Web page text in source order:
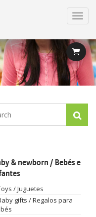
& newborn / Bebés e
/ Juguetes
gifts / Regalos para